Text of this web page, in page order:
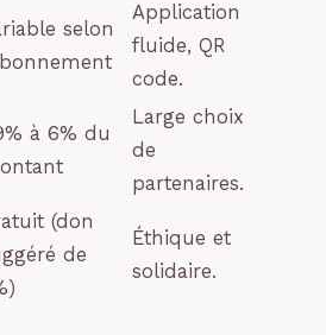
selon
Application
fluide, QR
code.
à 6% du
Large choix
de
partenaires.
(don
de
Éthique et
solidaire.